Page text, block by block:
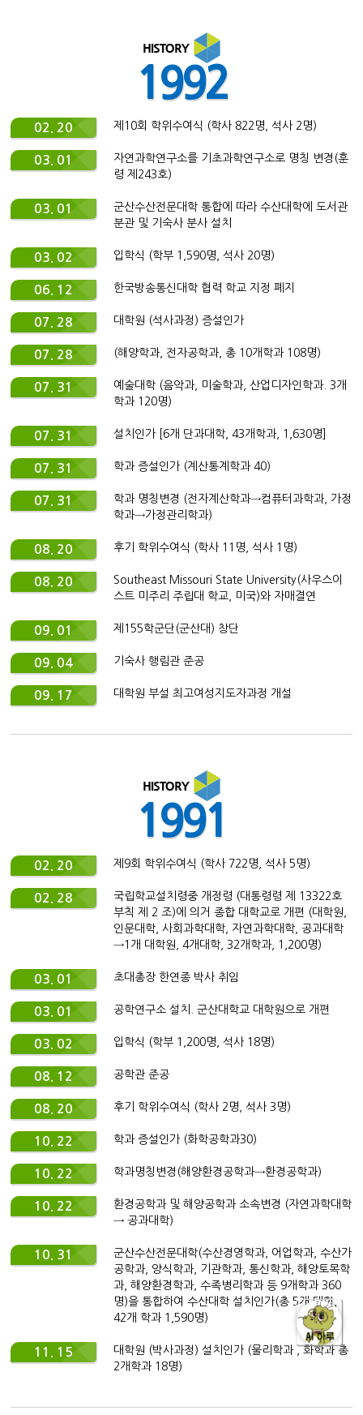
1992
02. 20 제10회 학위수여식 (학사 822명, 석사 2명)
03. 01
자연과학연구소를 기초과학연구소로 명칭 변경(훈
령 제243호)
03. 01
군산수산전문대학 통합에 따라 수산대학에 도서관
분관 및 기숙사 분사 설치
03. 02 입학식 (학부 1,590명, 석사 20명)
06. 12 한국방송통신대학 협력 학교 지정 폐지
07. 28 대학원 (석사과정) 증설인가
07. 28 (해양학과, 전자공학과, 총 10개학과 108명)
07. 31
예술대학 (음악과, 미술학과, 산업디자인학과. 3개
학과 120명)
07. 31 설치인가 [6개 단과대학, 43개학과, 1,630명]
07. 31 학과 증설인가 (계산통계학과 40)
07. 31
학과 명칭변경 (전자계산학과→컴퓨터과학과, 가정
학과→가정관리학과)
08. 20 후기 학위수여식 (학사 11명, 석사 1명)
08. 20
Southeast Missouri State University(사우스이
스트 미주리 주립대 학교, 미국)와 자매결연
09. 01 제155학군단(군산대) 창단
09. 04 기숙사 행림관 준공
09. 17 대학원 부설 최고여성지도자과정 개설
1991
02. 20 제9회 학위수여식 (학사 722명, 석사 5명)
02. 28
국립학교설치령중 개정령 (대통령령 제 13322호
부칙 제 2 조)에 의거 종합 대학교로 개편 (대학원,
인문대학, 사회과학대학, 자연과학대학, 공과대학
→1개 대학원, 4개대학, 32개학과, 1,200명)
03. 01 초대총장 한연종 박사 취임
03. 01 공학연구소 설치. 군산대학교 대학원으로 개편
03. 02 입학식 (학부 1,200명, 석사 18명)
08. 12 공학관 준공
08. 20 후기 학위수여식 (학사 2명, 석사 3명)
10. 22 학과 증설인가 (화학공학과30)
10. 22 학과명칭변경(해양환경공학과→환경공학과)
10. 22
환경공학과 및 해양공학과 소속변경 (자연과학대학
→ 공과대학)
10. 31
군산수산전문대학(수산경영학과, 어업학과, 수산가
공학과, 양식학과, 기관학과, 통신학과, 해양토목학
과, 해양환경학과, 수족병리학과 등 9개학과 360
명)을 통합하여 수산대학 설치인가(총 5개 대학,
42개 학과 1,590명)
11. 15
대학원 (박사과정) 설치인가 (물리학과 , 화학과 총
2개학과 18명)